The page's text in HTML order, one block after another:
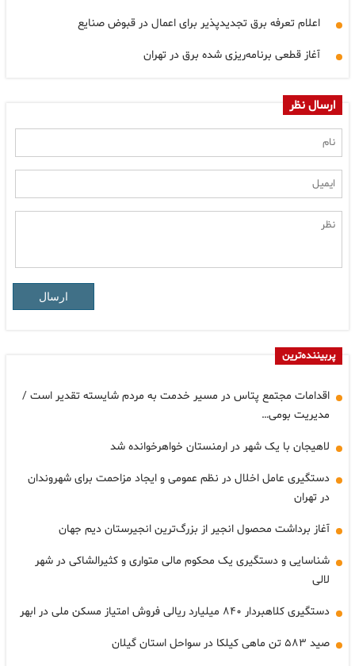
اعلام تعرفه برق تجدیدپذیر برای اعمال در قبوض صنایع
آغاز قطعی برنامه‌ریزی شده برق در تهران
ارسال نظر
ارسال
پربیننده‌ترین
اقدامات مجتمع پتاس در مسیر خدمت به مردم شایسته تقدیر است /
مدیریت بومی…
لاهیجان با یک شهر در ارمنستان خواهرخوانده شد
دستگیری عامل اخلال در نظم عمومی و ایجاد مزاحمت برای شهروندان
در تهران
آغاز برداشت محصول انجیر از بزرگ‌ترین انجیرستان دیم جهان
شناسایی و دستگیری یک محکوم مالی متواری و کثیرالشاکی در شهر
لالی
دستگیری کلاهبردار ۸۴۰ میلیارد ریالی فروش امتیاز مسکن ملی در ابهر
صید ۵۸۳ تن ماهی کیلکا در سواحل استان گیلان